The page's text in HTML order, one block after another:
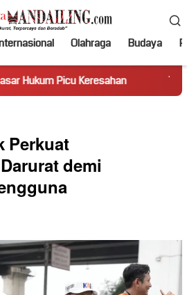
Olahraga Budaya
Keresahan Truk Miring
Perkuat
demi